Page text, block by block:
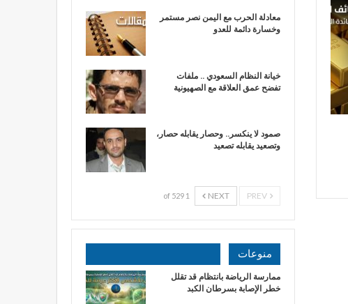
​معادلة الحرب مع اليمن نصر مستمر
وخسارة دائمة للعدو
خيانة النظام السعودي .. ملفات
تفضح عمق العلاقة مع الصهيونية
صمود لا ينكسر.. وحصار يقابله حصار،
وتصعيد يقابله تصعيد
NEXT
1 of 529
منوعات
ممارسة الرياضة بانتظام قد تقلل
خطر الإصابة بسرطان الكبد